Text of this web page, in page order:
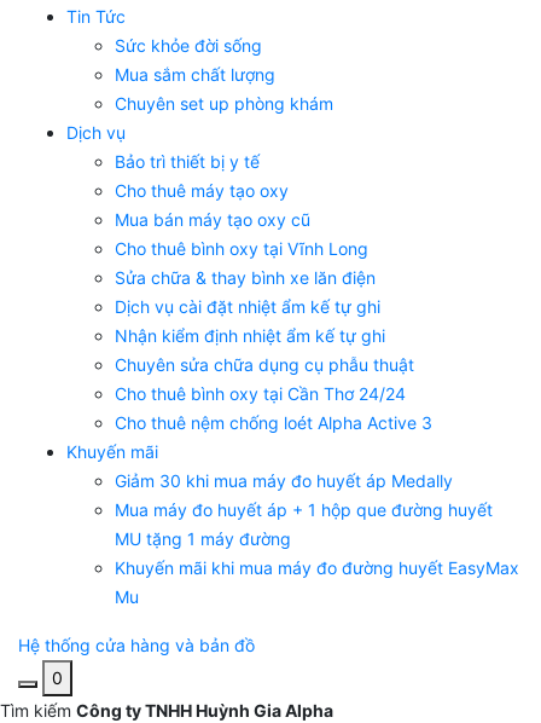
Tin Tức
Sức khỏe đời sống
Mua sắm chất lượng
Chuyên set up phòng khám
Dịch vụ
Bảo trì thiết bị y tế
Cho thuê máy tạo oxy
Mua bán máy tạo oxy cũ
Cho thuê bình oxy tại Vĩnh Long
Sửa chữa & thay bình xe lăn điện
Dịch vụ cài đặt nhiệt ẩm kế tự ghi
Nhận kiểm định nhiệt ẩm kế tự ghi
Chuyên sửa chữa dụng cụ phẫu thuật
Cho thuê bình oxy tại Cần Thơ 24/24
Cho thuê nệm chống loét Alpha Active 3
Khuyến mãi
Giảm 30 khi mua máy đo huyết áp Medally
Mua máy đo huyết áp + 1 hộp que đường huyết
MU tặng 1 máy đường
Khuyến mãi khi mua máy đo đường huyết EasyMax
Mu
Hệ thống cửa hàng và bản đồ
0
Tìm kiếm Công ty TNHH Huỳnh Gia Alpha